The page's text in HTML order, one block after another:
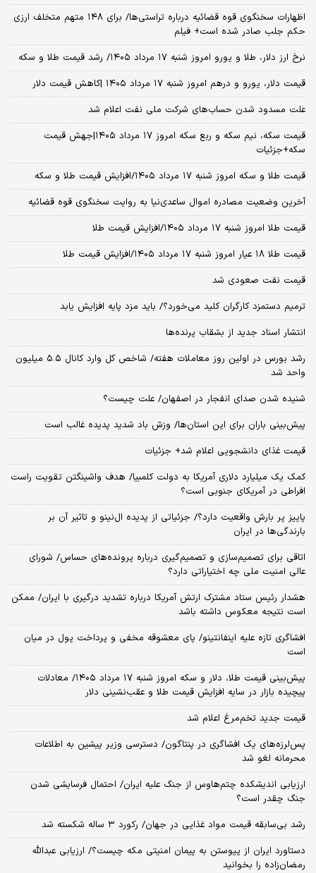
اظهارات سخنگوی قوه قضائیه درباره تراستی‌ها/ برای ۱۴۸ متهم متخلف ارزی
حکم جلب صادر شده است+ فیلم
نرخ ارز دلار، طلا و یورو امروز شنبه ۱۷ مرداد ۱۴۰۵/ رشد قیمت طلا و سکه
قیمت دلار، یورو و درهم امروز شنبه ۱۷ مرداد ۱۴۰۵ |کاهش قیمت دلار
علت مسدود شدن حساب‌های شرکت ملی نفت اعلام شد
قیمت سکه، نیم سکه و ربع سکه امروز ۱۷ مرداد ۱۴۰۵|جهش قیمت
سکه+جزئیات
قیمت طلا و سکه امروز شنبه ۱۷ مرداد ۱۴۰۵/افزایش قیمت طلا و سکه
آخرین وضعیت مصادره اموال ساعدی‌نیا به روایت سخنگوی قوه قضائیه
قیمت طلا امروز شنبه ۱۷ مرداد ۱۴۰۵/افزایش قیمت طلا
قیمت طلا ۱۸ عیار امروز شنبه ۱۷ مرداد ۱۴۰۵/افزایش قیمت طلا
قیمت نفت صعودی شد
ترمیم دستمزد کارگران کلید می‌خورد؟/ باید مزد پایه افزایش یابد
انتشار اسناد جدید از بشقاب پرنده‌ها
رشد بورس در اولین روز معاملات هفته/ شاخص کل وارد کانال ۵.۵ میلیون
واحد شد
شنیده شدن صدای انفجار در اصفهان/ علت چیست؟
پیش‌بینی باران برای این استان‌ها/ وزش باد شدید پدیده غالب است
قیمت غذای دانشجویی اعلام شد+ جزئیات
کمک یک میلیارد دلاری آمریکا به دولت کلمبیا/ هدف واشینگتن تقویت راست
افراطی در آمریکای جنوبی است؟
پاییز پر بارش واقعیت دارد؟/ جزئیاتی از پدیده ال‌نینو و تاثیر آن بر
بارندگی‌ها در ایران
اتاقی برای تصمیم‌سازی و تصمیم‌گیری درباره پرونده‌های حساس/ شورای
عالی امنیت ملی چه اختیاراتی دارد؟
هشدار رئیس ستاد مشترک ارتش آمریکا درباره تشدید درگیری با ایران/ ممکن
است نتیجه معکوس داشته باشد
افشاگری تازه علیه اینفانتینو/ پای معشوقه مخفی و پرداخت پول در میان
است
پیش‌بینی قیمت طلا، دلار و سکه امروز شنبه ۱۷ مرداد ۱۴۰۵/ معادلات
پیچیده بازار در سایه افزایش قیمت طلا و عقب‌نشینی دلار
قیمت جدید تخم‌مرغ اعلام شد
پس‌لرزه‌های یک افشاگری در پنتاگون/ دسترسی وزیر پیشین به اطلاعات
محرمانه لغو شد
ارزیابی اندیشکده چتم‌هاوس از جنگ علیه ایران/ احتمال فرسایشی شدن
جنگ چقدر است؟
رشد بی‌سابقه قیمت مواد غذایی در جهان/ رکورد ۳ ساله شکسته شد
دستاورد ایران از پیوستن به پیمان امنیتی مکه چیست؟/ ارزیابی عبدالله
رمضان‌زاده را بخوانید